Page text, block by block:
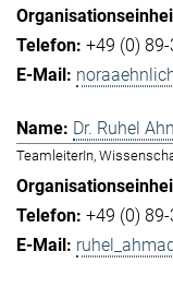
+49 (0)
Dr. Ruhel
TeamleiterIn,
+49 (0)